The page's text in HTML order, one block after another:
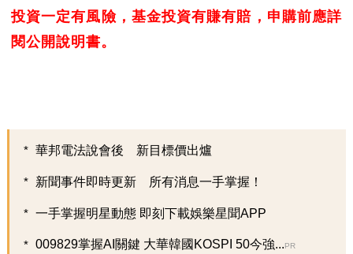
投資一定有風險，基金投資有賺有賠，申購前應詳
閱公開說明書。
華邦電法說會後 新目標價出爐
新聞事件即時更新 所有消息一手掌握！
一手掌握明星動態 即刻下載娛樂星聞APP
009829掌握AI關鍵 大華韓國KOSPI 50今強...PR